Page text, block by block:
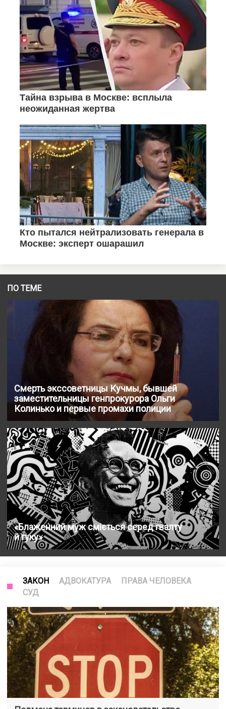
ПО ТЕМЕ
Смерть экссоветницы Кучмы, бывшей
заместительницы генпрокурора Ольги
Колинько и первые промахи полиции
«Блаженний муж сміється серед гвалту
й гуку»
ЗАКОН АДВОКАТУРА
ПРАВА ЧЕЛОВЕКА
СУД